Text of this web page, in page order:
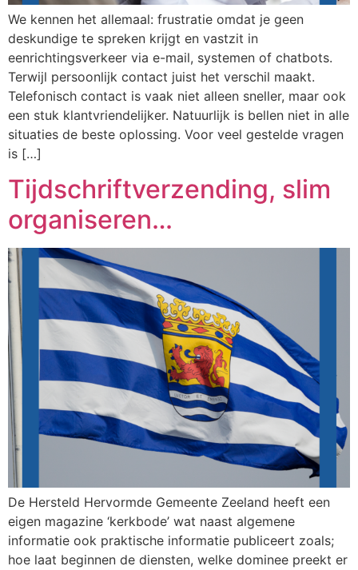
We kennen het allemaal: frustratie omdat je geen
deskundige te spreken krijgt en vastzit in
eenrichtingsverkeer via e-mail, systemen of chatbots.
Terwijl persoonlijk contact juist het verschil maakt.
Telefonisch contact is vaak niet alleen sneller, maar ook
een stuk klantvriendelijker. Natuurlijk is bellen niet in alle
situaties de beste oplossing. Voor veel gestelde vragen
is […]
Tijdschriftverzending, slim
organiseren…
De Hersteld Hervormde Gemeente Zeeland heeft een
eigen magazine ‘kerkbode’ wat naast algemene
informatie ook praktische informatie publiceert zoals;
hoe laat beginnen de diensten, welke dominee preekt er